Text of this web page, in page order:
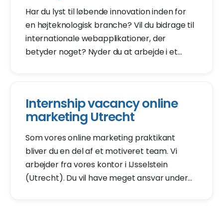
Har du lyst til løbende innovation inden for
en højteknologisk branche? Vil du bidrage til
internationale webapplikationer, der
betyder noget? Nyder du at arbejde i et
Internship vacancy online
marketing Utrecht
Som vores online marketing praktikant
bliver du en del af et motiveret team. Vi
arbejder fra vores kontor i IJsselstein
(Utrecht). Du vil have meget ansvar under